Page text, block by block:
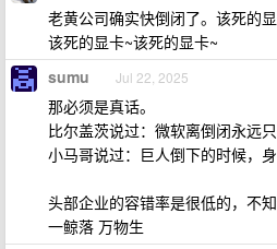
老黄公司确实快倒闭了。该死的
该死的显卡~该死的显卡~
sumu Jul 22, 2025
那必须是真话。
比尔盖茨说过：微软离倒闭永远只
小马哥说过：巨人倒下的时候，身
头部企业的容错率是很低的，不
一鲸落 万物生